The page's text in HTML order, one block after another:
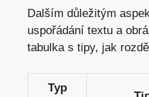
Dalším důležitým
uspořádání⁣ textu a
tabulka s tipy, jak
Typ